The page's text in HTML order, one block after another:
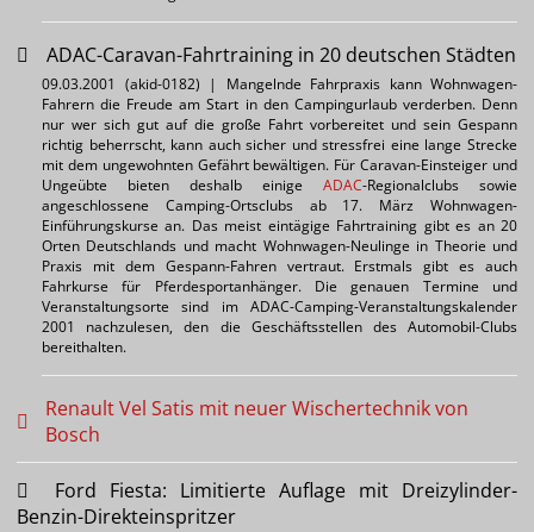
ADAC-Caravan-Fahrtraining in 20 deutschen Städten
09.03.2001 (akid-0182) | Mangelnde Fahrpraxis kann Wohnwagen-
Fahrern die Freude am Start in den Campingurlaub verderben. Denn
nur wer sich gut auf die große Fahrt vorbereitet und sein Gespann
richtig beherrscht, kann auch sicher und stressfrei eine lange Strecke
mit dem ungewohnten Gefährt bewältigen. Für Caravan-Einsteiger und
Ungeübte bieten deshalb einige ADAC-Regionalclubs sowie
angeschlossene Camping-Ortsclubs ab 17. März Wohnwagen-
Einführungskurse an. Das meist eintägige Fahrtraining gibt es an 20
Orten Deutschlands und macht Wohnwagen-Neulinge in Theorie und
Praxis mit dem Gespann-Fahren vertraut. Erstmals gibt es auch
Fahrkurse für Pferdesportanhänger. Die genauen Termine und
Veranstaltungsorte sind im ADAC-Camping-Veranstaltungskalender
2001 nachzulesen, den die Geschäftsstellen des Automobil-Clubs
bereithalten.
Renault Vel Satis mit neuer Wischertechnik von
Bosch
Ford Fiesta: Limitierte Auflage mit Dreizylinder-
Benzin-Direkteinspritzer